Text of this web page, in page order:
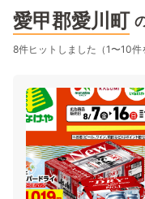
愛甲郡愛川町
8件ヒットしました（1〜10件